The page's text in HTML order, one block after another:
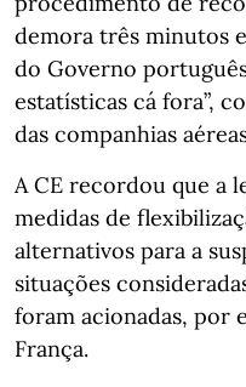
demora três minutos
do Governo
estatísticas cá fora”,
das companhias
A CE recordou que a
medidas de
alternativos para a
situações
foram acionadas, por
França.